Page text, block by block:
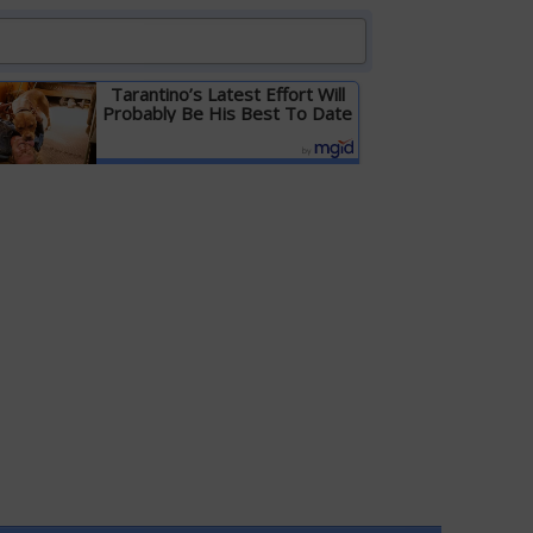
Tarantino’s Latest Effort Will
Probably Be His Best To Date